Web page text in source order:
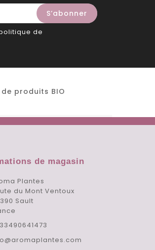
de
de produits BIO
de magasin
Plantes
du Mont Ventoux
Sault